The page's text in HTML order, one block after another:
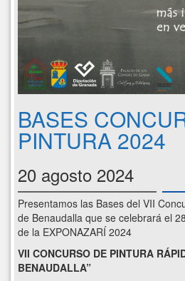
BASES
PINTURA 2024
20 agosto 2024
Presentamos las Bases del VII
de Benaudalla que se celebrará el
de la EXPONAZARÍ 2024
VII CONCURSO DE PINTURA
BENAUDALLA”